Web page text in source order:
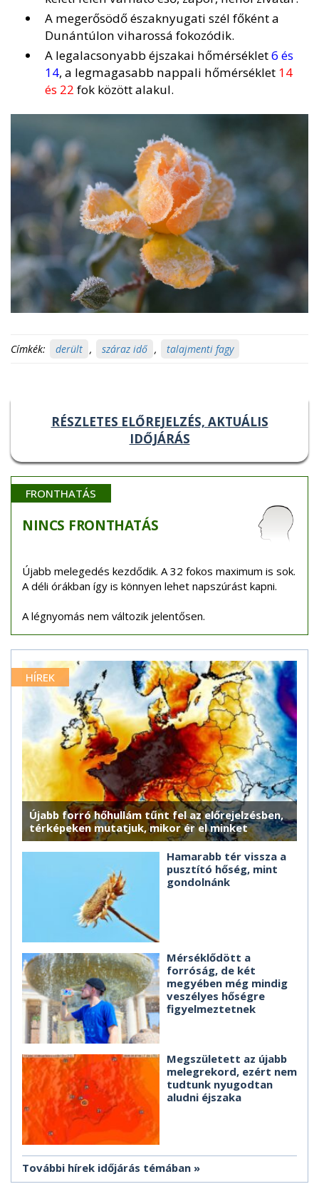
A megerősödő északnyugati szél főként a
Dunántúlon viharossá fokozódik.
A legalacsonyabb éjszakai hőmérséklet6 és
14, a legmagasabb nappali hőmérséklet 14
és 22 fok között alakul.
Címkék: derült , száraz idő , talajmenti fagy
RÉSZLETES ELŐREJELZÉS, AKTUÁLIS
IDŐJÁRÁS
FRONTHATÁS
NINCS FRONTHATÁS
Újabb melegedés kezdődik. A 32 fokos maximum is sok.
A déli órákban így is könnyen lehet napszúrást kapni.
A légnyomás nem változik jelentősen.
HÍREK
Újabb forró hőhullám tűnt fel az előrejelzésben,
térképeken mutatjuk, mikor ér el minket
Hamarabb tér vissza a
pusztító hőség, mint
gondolnánk
Mérséklődött a
forróság, de két
megyében még mindig
veszélyes hőségre
figyelmeztetnek
Megszületett az újabb
melegrekord, ezért nem
tudtunk nyugodtan
aludni éjszaka
További hírek időjárás témában